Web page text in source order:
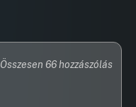
Összesen 66 hozzászólás